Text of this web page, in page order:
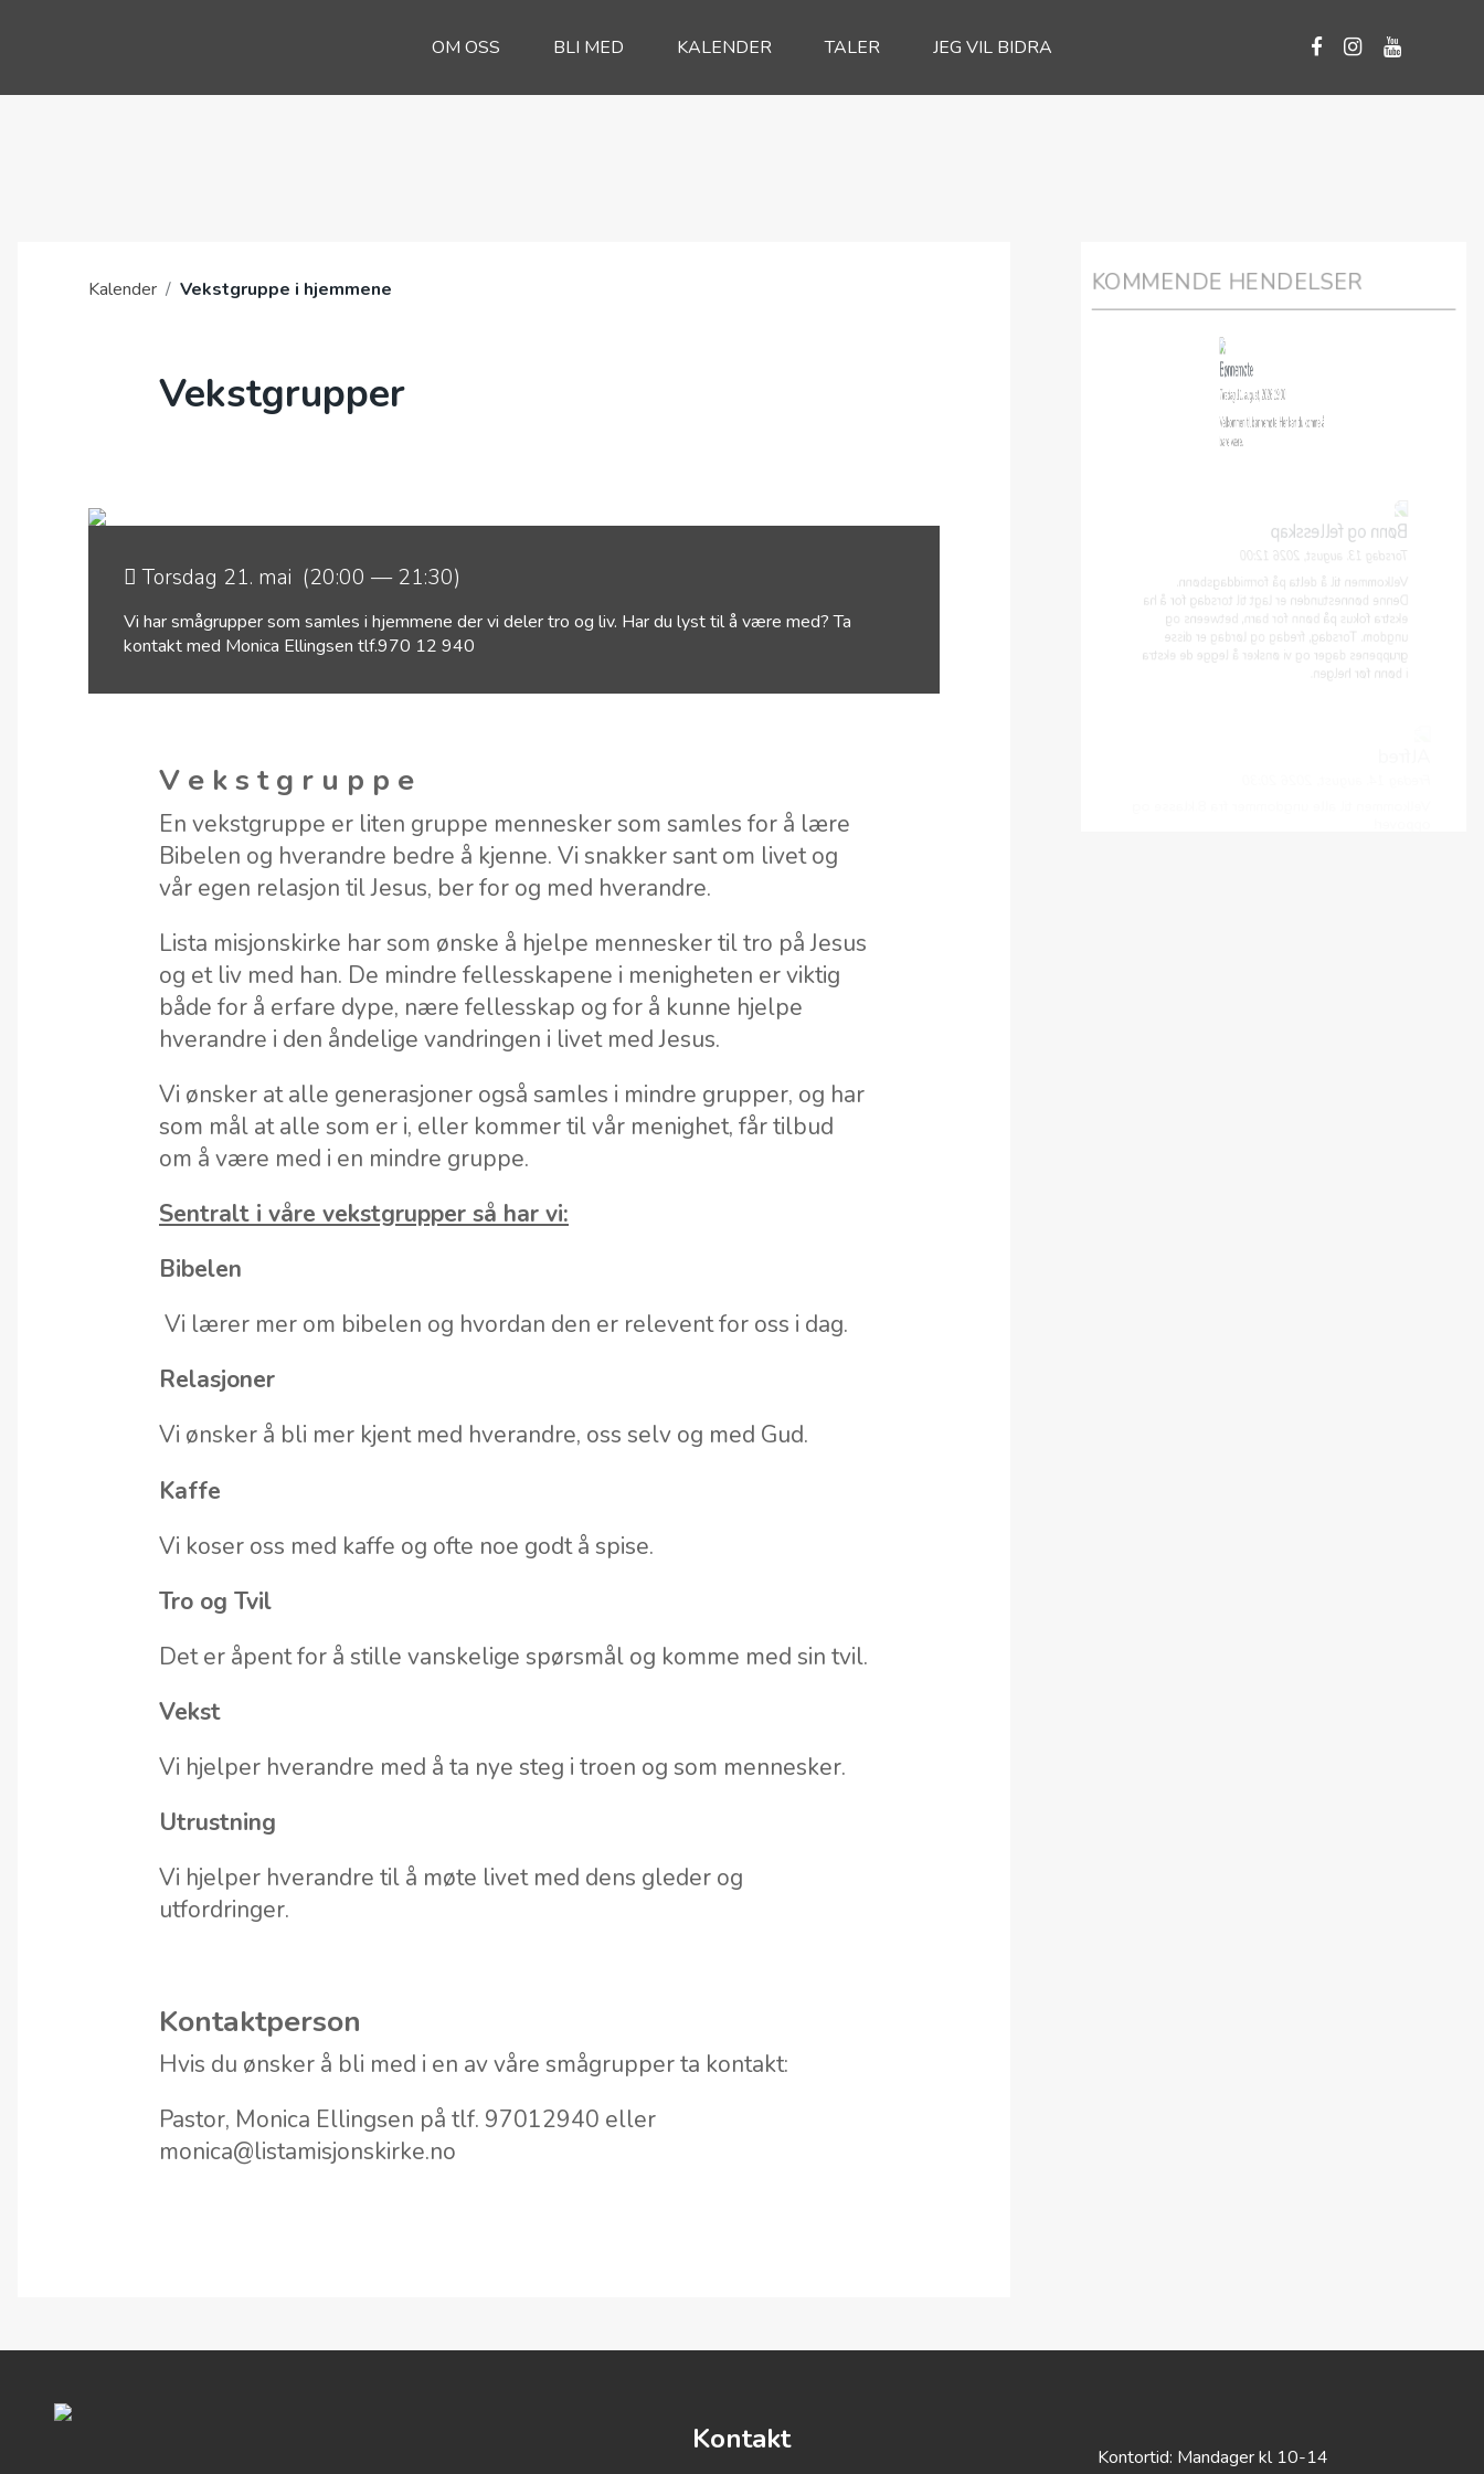
OM OSS BLI MED KALENDER TALER JEG VIL BIDRA
Kalender / Vekstgruppe i hjemmene
Vekstgrupper
Torsdag 21. mai (20:00 — 21:30)
Vi har smågrupper som samles i hjemmene der vi deler tro og liv. Har du lyst til å være med? Ta
kontakt med Monica Ellingsen tlf.970 12 940
V e k s t g r u p p e
En vekstgruppe er liten gruppe mennesker som samles for å lære
Bibelen og hverandre bedre å kjenne. Vi snakker sant om livet og
vår egen relasjon til Jesus, ber for og med hverandre.
Lista misjonskirke har som ønske å hjelpe mennesker til tro på Jesus
og et liv med han. De mindre fellesskapene i menigheten er viktig
både for å erfare dype, nære fellesskap og for å kunne hjelpe
hverandre i den åndelige vandringen i livet med Jesus.
Vi ønsker at alle generasjoner også samles i mindre grupper, og har
som mål at alle som er i, eller kommer til vår menighet, får tilbud
om å være med i en mindre gruppe.
Sentralt i våre vekstgrupper så har vi:
Bibelen
Vi lærer mer om bibelen og hvordan den er relevent for oss i dag.
Relasjoner
Vi ønsker å bli mer kjent med hverandre, oss selv og med Gud.
Kaffe
Vi koser oss med kaffe og ofte noe godt å spise.
Tro og Tvil
Det er åpent for å stille vanskelige spørsmål og komme med sin tvil.
Vekst
Vi hjelper hverandre med å ta nye steg i troen og som mennesker.
Utrustning
Vi hjelper hverandre til å møte livet med dens gleder og
utfordringer.
Kontaktperson
Hvis du ønsker å bli med i en av våre smågrupper ta kontakt:
Pastor, Monica Ellingsen på tlf. 97012940 eller
monica@listamisjonskirke.no
KOMMENDE HENDELSER
Tirsdag 11. august, 2026 19:00
Velkommen til bønnemøte! Her kan du komme å
Torsdag 13. august, 2026 12:00
Velkommen til å delta på formiddagsbønn.
Denne bønnestunden er lagt til torsdag for å ha
ekstra fokus på bønn for barn, betweens og
ungdom. Torsdag, fredag og lørdag er disse
gruppenes dager og vi ønsker å legge de ekstra
i bønn før helgen.
Kontakt
Kontortid: Mandager kl 10-14